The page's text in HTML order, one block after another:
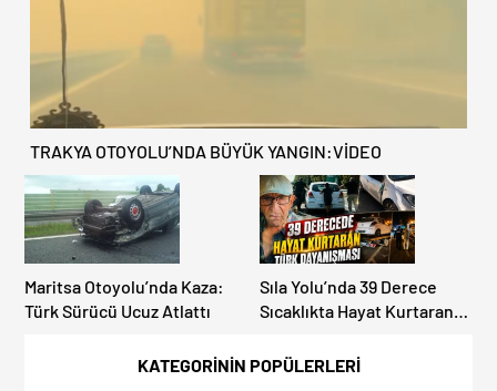
KATEGORİNİN POPÜLERLERİ
TRAKYA OTOYOLU’NDA BÜYÜK YANGIN:VİDEO
Maritsa Otoyolu’nda Kaza:
Türk Sürücü Ucuz Atlattı
Sıla Yolu’nda 39 Derece
Sıcaklıkta Hayat Kurtaran